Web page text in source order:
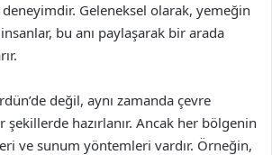
Geleneksel olarak, yemeğin
bu anı paylaşarak bir arada
değil, aynı zamanda çevre
şekillerde hazırlanır. Ancak her bölgenin
ve sunum yöntemleri vardır. Örneğin,